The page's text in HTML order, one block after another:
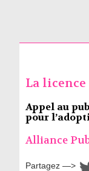
La
Appel au
pour
Alliance
Partagez —>